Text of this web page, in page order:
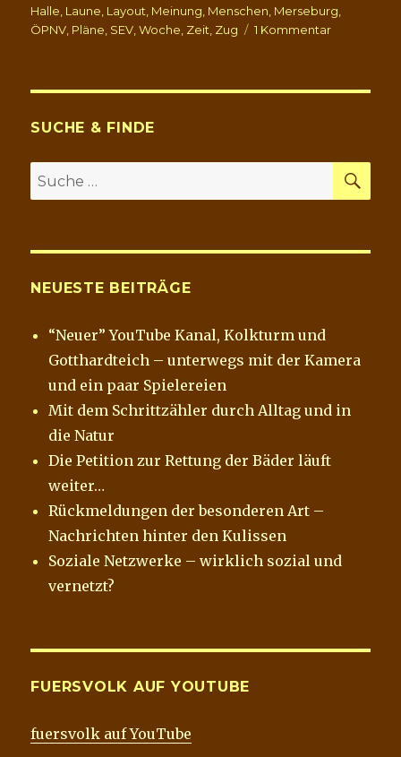
o
k
r
Halle Laune Layout Meinung Menschen Merseburg
ÖPNV Pläne SEV ,Woche Zeit Zug 1 Kommentarzu
Pläne
SUCHE & FINDE
Suche
nach:
NEUESTE BEITRÄGE
“Neuer” YouTube Kanal, Kolkturm und
Gotthardteich – unterwegs mit der Kamera
und ein paar Spielereien
Mit dem Schrittzähler durch Alltag und in
die Natur
Die Petition zur Rettung der Bäder läuft
weiter…
Rückmeldungen der besonderen Art –
Nachrichten hinter den Kulissen
Soziale Netzwerke – wirklich sozial und
vernetzt?
FUERSVOLK AUF YOUTUBE
fuersvolk auf YouTube